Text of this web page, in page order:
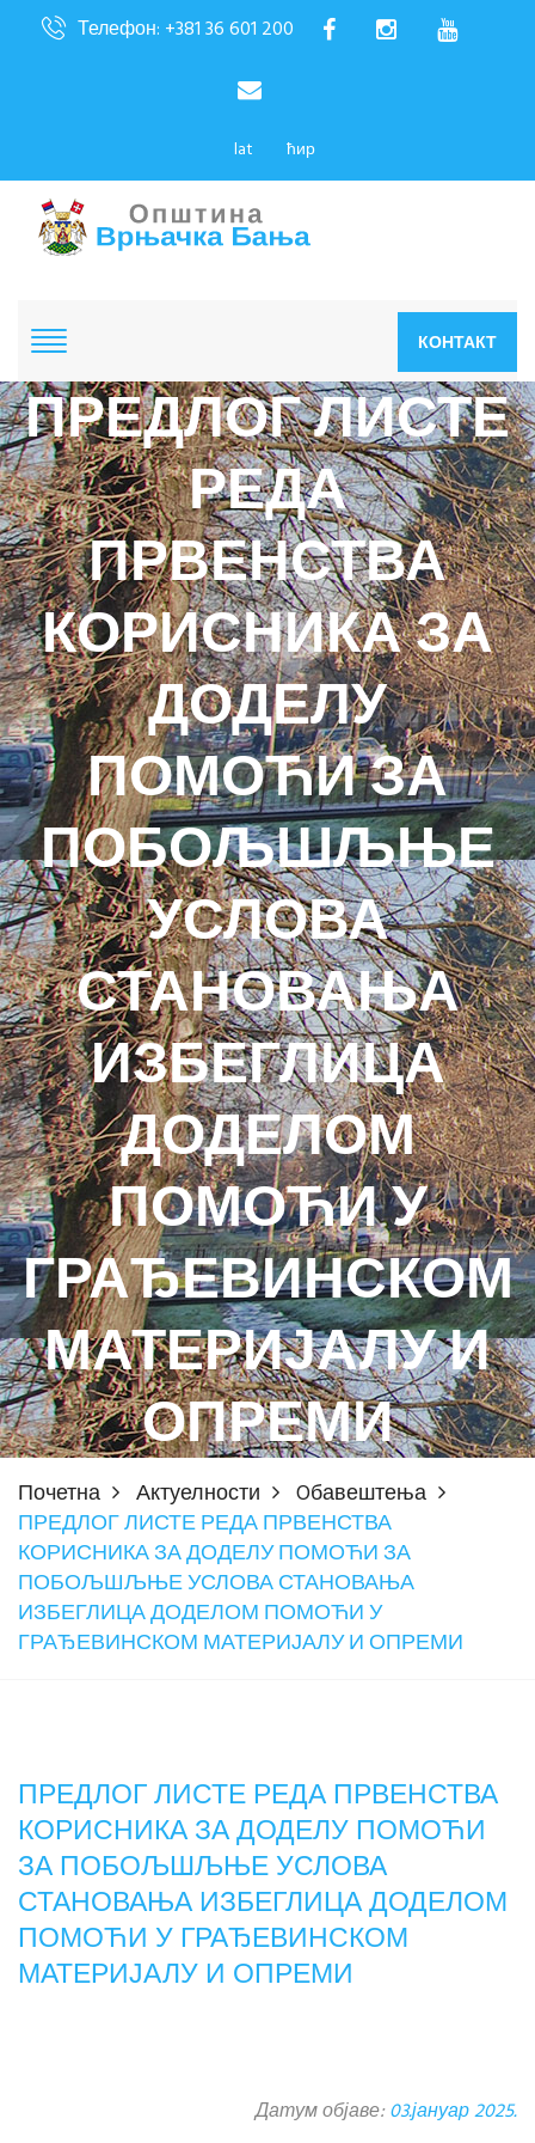
Телефон: +381 36 601 200
lat ћир
КОНТАКТ
ПРЕДЛОГ ЛИСТЕ
РЕДА
ПРВЕНСТВА
КОРИСНИКА ЗА
ДОДЕЛУ
ПОМОЋИ ЗА
ПОБОЉШЉЊЕ
УСЛОВА
СТАНОВАЊА
ИЗБЕГЛИЦА
ДОДЕЛОМ
ПОМОЋИ У
ГРАЂЕВИНСКОМ
МАТЕРИЈАЛУ И
ОПРЕМИ
Почетна Актуелности
Oбавештења
ПРЕДЛОГ ЛИСТЕ РЕДА ПРВЕНСТВА
КОРИСНИКА ЗА ДОДЕЛУ ПОМОЋИ ЗА
ПОБОЉШЉЊЕ УСЛОВА СТАНОВАЊА
ИЗБЕГЛИЦА ДОДЕЛОМ ПОМОЋИ У
ГРАЂЕВИНСКОМ МАТЕРИЈАЛУ И ОПРЕМИ
ПРЕДЛОГ ЛИСТЕ РЕДА ПРВЕНСТВА
КОРИСНИКА ЗА ДОДЕЛУ ПОМОЋИ
ЗА ПОБОЉШЉЊЕ УСЛОВА
СТАНОВАЊА ИЗБЕГЛИЦА ДОДЕЛОМ
ПОМОЋИ У ГРАЂЕВИНСКОМ
МАТЕРИЈАЛУ И ОПРЕМИ
Датум објаве:03.јануар 2025.